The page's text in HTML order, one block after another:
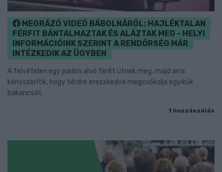
MEGRÁZÓ VIDEÓ BÁBOLNÁRÓL: HAJLÉKTALAN
FÉRFIT BÁNTALMAZTAK ÉS ALÁZTAK MEG - HELYI
INFORMÁCIÓINK SZERINT A RENDŐRSÉG MÁR
INTÉZKEDIK AZ ÜGYBEN
A felvételen egy padon alvó férfit ütnek meg, majd arra
kényszerítik, hogy térdre ereszkedve megcsókolja egyikük
bakancsát.
1 hozzászólás